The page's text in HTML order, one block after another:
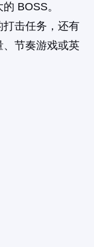
BOSS。
打击任务，还有
节奏游戏或英